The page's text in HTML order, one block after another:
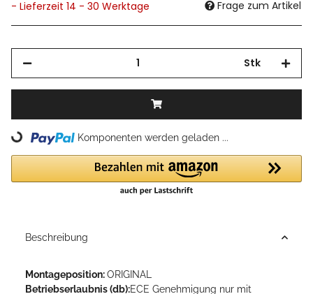
- Lieferzeit 14 - 30 Werktage
Frage zum Artikel
Stk
Loading... Komponenten werden geladen ...
Beschreibung
Montageposition:ORIGINAL
Betriebserlaubnis (db):ECE Genehmigung nur mit